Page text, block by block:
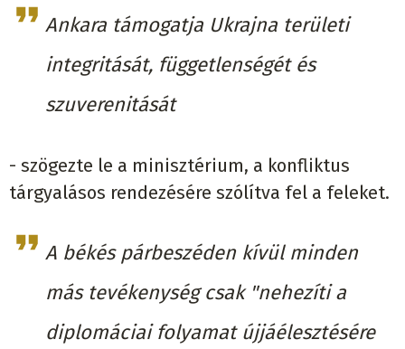
Ankara támogatja Ukrajna területi
integritását, függetlenségét és
szuverenitását
- szögezte le a minisztérium, a konfliktus
tárgyalásos rendezésére szólítva fel a feleket.
A békés párbeszéden kívül minden
más tevékenység csak "nehezíti a
diplomáciai folyamat újjáélesztésére